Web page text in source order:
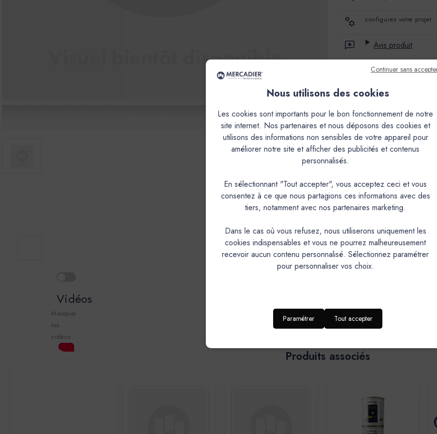
configurez votre projet
Avis produit
Paiement sécurisé
Retours
Vidéos
Masquer
les
vidéos
Produits associés
Continuer sans
Nous utilisons des cookies
Les cookies sont importants pour le bon fonctionnement de notre
site internet. Nos partenaires et nous déposons des cookies et
utilisons des informations non sensibles de votre appareil pour
améliorer notre site et afficher des publicités et contenus
personnalisés.
En sélectionnant "Tout accepter", vous acceptez ceci et vous
consentez à ce que nous partagions ces informations avec des
tiers, notamment avec nos partenaires marketing.
Dans le cas où vous refusez, nous utiliserons uniquement les
cookies indispensables et vous ne pourrez malheureusement
recevoir aucun contenu personnalisé. Sélectionnez paramétrer
pour personnaliser vos choix.
Paramétrer Tout accepter